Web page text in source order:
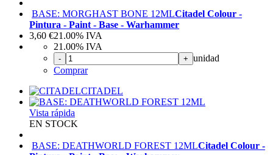
BASE: MORGHAST BONE 12MLCitadel Colour -
Pintura - Paint - Base - Warhammer
3,60 €21.00% IVA
21.00% IVA
- + unidad
Comprar
CITADEL
Vista rápida
EN STOCK
BASE: DEATHWORLD FOREST 12MLCitadel Colour -